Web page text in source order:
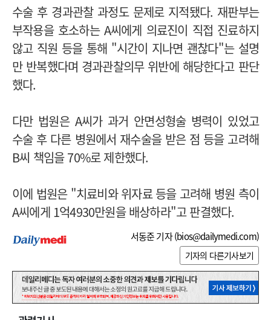
수술 후 경과관찰 과정도 문제로 지적됐다. 재판부는
부작용을 호소하는 A씨에게 의료진이 직접 진료하지
않고 직원 등을 통해 "시간이 지나면 괜찮다"는 설명
만 반복했다며 경과관찰의무 위반에 해당한다고 판단
했다.
다만 법원은 A씨가 과거 안면성형술 병력이 있었고
수술 후 다른 병원에서 재수술을 받은 점 등을 고려해
B씨 책임을 70%로 제한했다.
이에 법원은 "치료비와 위자료 등을 고려해 병원 측이
A씨에게 1억4930만원을 배상하라"고 판결했다.
서동준 기자 (bios@dailymedi.com)
기자의 다른기사보기